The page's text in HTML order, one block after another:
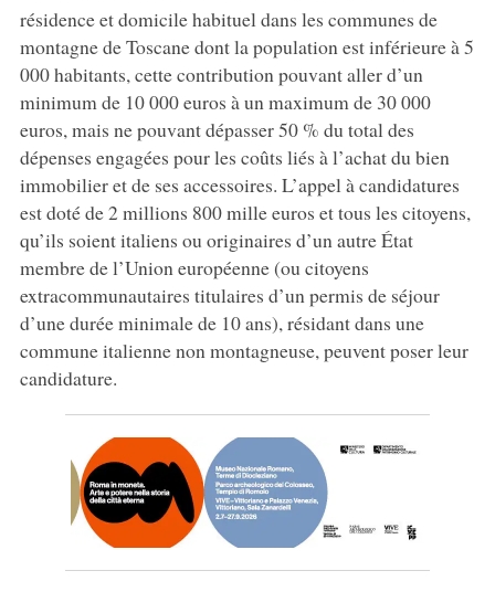
résidence et domicile habituel dans les communes de
montagne de Toscane dont la population est inférieure à 5
000 habitants, cette contribution pouvant aller d’un
minimum de 10 000 euros à un maximum de 30 000
euros, mais ne pouvant dépasser 50 % du total des
dépenses engagées pour les coûts liés à l’achat du bien
immobilier et de ses accessoires. L’appel à candidatures
est doté de 2 millions 800 mille euros et tous les citoyens,
qu’ils soient italiens ou originaires d’un autre État
membre de l’Union européenne (ou citoyens
extracommunautaires titulaires d’un permis de séjour
d’une durée minimale de 10 ans), résidant dans une
commune italienne non montagneuse, peuvent poser leur
candidature.